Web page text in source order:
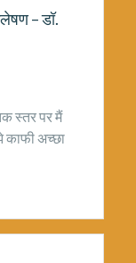
– डॉ.
स्तर पर मैं
काफी अच्छा